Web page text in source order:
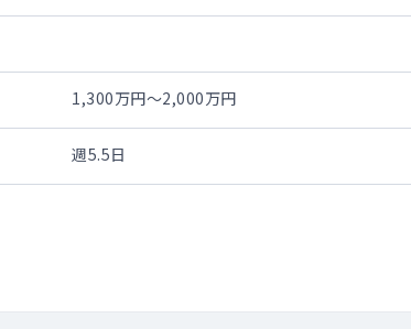
1,300万円～2,000万円
週5.5日